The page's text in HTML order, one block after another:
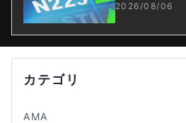
収懸念が再燃
2026/08/06
カテゴリ
AMA